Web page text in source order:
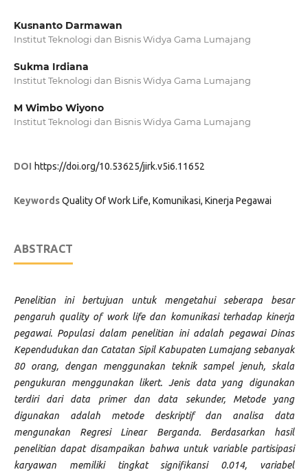
Kusnanto Darmawan
Institut Teknologi dan Bisnis Widya Gama Lumajang
Sukma Irdiana
Institut Teknologi dan Bisnis Widya Gama Lumajang
M Wimbo Wiyono
Institut Teknologi dan Bisnis Widya Gama Lumajang
DOI https://doi.org/10.53625/jirk.v5i6.11652
KeywordsQuality Of Work Life, Komunikasi, Kinerja Pegawai
ABSTRACT
Penelitian ini bertujuan untuk mengetahui seberapa besar
pengaruh quality of work life dan komunikasi terhadap kinerja
pegawai. Populasi dalam penelitian ini adalah pegawai Dinas
Kependudukan dan Catatan Sipil Kabupaten Lumajang sebanyak
80 orang, dengan menggunakan teknik sampel jenuh, skala
pengukuran menggunakan likert. Jenis data yang digunakan
terdiri dari data primer dan data sekunder, Metode yang
digunakan adalah metode deskriptif dan analisa data
mengunakan Regresi Linear Berganda. Berdasarkan hasil
penelitian dapat disampaikan bahwa untuk variable partisipasi
karyawan memiliki tingkat signifikansi 0.014, variabel